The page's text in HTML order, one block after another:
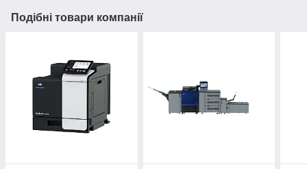
Подібні товари компанії